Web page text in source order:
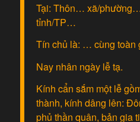
Tại: Thôn… xã/
tỉnh/TP…
Tín chủ là: … cùng toàn
Nay nhân ngày lễ tạ.
Kính cẩn sắm một lễ
thành, kính dâng lên:
phủ thần quân, bản gia